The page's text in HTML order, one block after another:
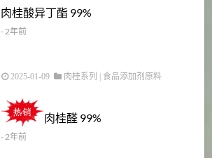
肉桂酸异丁酯 99%
- 2年前
2025-01-09 肉桂系列 食品添加剂原料
肉桂醛 99%
- 2年前